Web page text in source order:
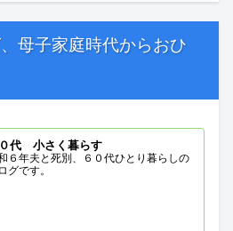
母子家庭時代からおひ
代 小さく暮らす
６年夫と死別、６０代ひとり暮らしの
グです。